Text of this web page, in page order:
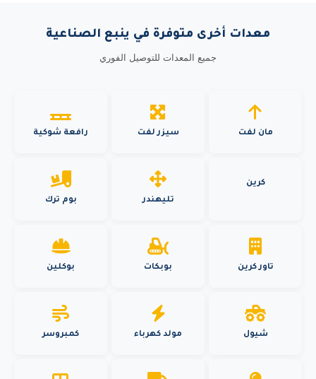
معدات أخرى متوفرة في ينبع الصناعية
جميع المعدات للتوصيل الفوري
مان لفت سيزر لفت رافعة شوكية
كرين
تليهندر
بوم ترك
تاور كرين بوبكات بوكلين
شيول مولد كهرباء كمبروسر